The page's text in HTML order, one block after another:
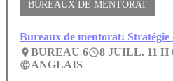
BUREAUX DE MENTORAT
Bureaux de mentorat: Stratégie
placeBUREAU 6access_time8 JUILL. 11 H
languageANGLAIS